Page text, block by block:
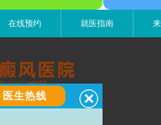
在线预约 就医指南
医院
国路2号
医生热线